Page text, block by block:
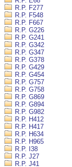
R.P. F277
R.P. F548
R.P. F667
R.P. G226
R.P. G241
R.P. G342
R.P. G347
R.P. G378
R.P. G429
R.P. G454
R.P. G757
R.P. G758
R.P. G869
R.P. G894
R.P. G982
R.P. H412
R.P. H417
R.P. H634
R.P. H965
R.P. I38
R.P. J27
R.P. J41